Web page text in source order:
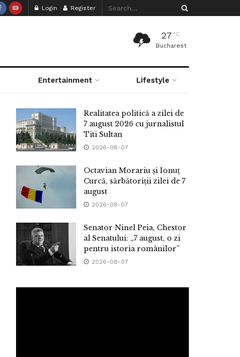
Login Register
27 °C
Bucharest
Entertainment Lifestyle
Realitatea politică a zilei de
7 august 2026 cu jurnalistul
Titi Sultan
2026-08-07
Octavian Morariu și Ionuț
Curcă, sărbătoriții zilei de 7
august
2026-08-07
Senator Ninel Peia, Chestor
al Senatului: „7 august, o zi
pentru istoria românilor”
2026-08-07